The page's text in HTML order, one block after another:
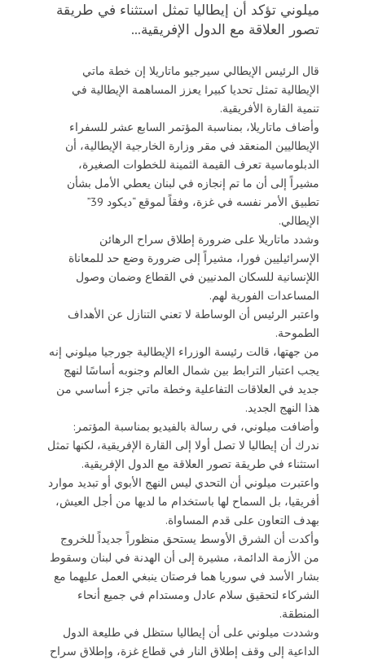
ميلوني تؤكد أن إيطاليا تمثل استثناء في طريقة
تصور العلاقة مع الدول الإفريقية...
قال الرئيس الإيطالي سيرجيو ماتاريلا إن خطة ماتي
الإيطالية تمثل تحديا كبيرا يعزز المساهمة الإيطالية في
تنمية القارة الأفريقية.
وأضاف ماتاريلا، بمناسبة المؤتمر السابع عشر للسفراء
الإيطاليين المنعقد في مقر وزارة الخارجية الإيطالية، أن
الدبلوماسية تعرف القيمة الثمينة للخطوات الصغيرة،
مشيراً إلى أن ما تم إنجازه في لبنان يعطي الأمل بشأن
تطبيق الأمر نفسه في غزة، وفقاً لموقع “ديكود 39”
الإيطالي.
وشدد ماتاريلا على ضرورة إطلاق سراح الرهائن
الإسرائيليين فورا، مشيراً إلى ضرورة وضع حد للمعاناة
اللإنسانية للسكان المدنيين في القطاع وضمان وصول
المساعدات الفورية لهم.
واعتبر الرئيس أن الوساطة لا تعني التنازل عن الأهداف
الطموحة.
من جهتها، قالت رئيسة الوزراء الإيطالية جورجيا ميلوني إنه
يجب اعتبار الترابط بين شمال العالم وجنوبه أساسًا لنهج
جديد في العلاقات التفاعلية وخطة ماتي جزء أساسي من
هذا النهج الجديد.
وأضافت ميلوني، في رسالة بالفيديو بمناسبة المؤتمر:
ندرك أن إيطاليا لا تصل أولا إلى القارة الإفريقية، لكنها تمثل
استثناء في طريقة تصور العلاقة مع الدول الإفريقية.
واعتبرت ميلوني أن التحدي ليس النهج الأبوي أو تبديد موارد
أفريقيا، بل السماح لها باستخدام ما لديها من أجل العيش،
بهدف التعاون على قدم المساواة.
وأكدت أن الشرق الأوسط يستحق منظوراً جديداً للخروج
من الأزمة الدائمة، مشيرة إلى أن الهدنة في لبنان وسقوط
بشار الأسد في سوريا هما فرصتان ينبغي العمل عليهما مع
الشركاء لتحقيق سلام عادل ومستدام في جميع أنحاء
المنطقة.
وشددت ميلوني على أن إيطاليا ستظل في طليعة الدول
الداعية إلى وقف إطلاق النار في قطاع غزة، وإطلاق سراح